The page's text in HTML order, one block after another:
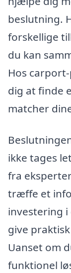
beslutning.
forskellige
du kan
Hos
dig at finde
matcher
ikke tages
fra
træffe et
investering i
give
Uanset om
funktionel